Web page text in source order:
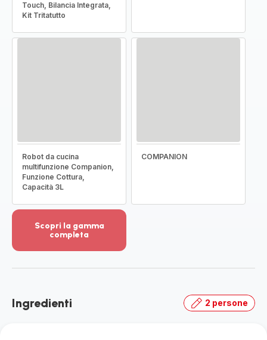
Touch, Bilancia Integrata,
Kit Tritatutto
Robot da cucina
multifunzione Companion,
Funzione Cottura,
Capacità 3L
COMPANION
Scopri la gamma
completa
dettagli
la
Ingredienti 2 persone